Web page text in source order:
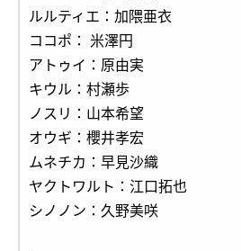
ルルティエ：加隈亜衣
ココポ： 米澤円
アトゥイ：原由実
キウル：村瀬歩
ノスリ：山本希望
オウギ：櫻井孝宏
ムネチカ：早見沙織
ヤクトワルト：江口拓也
シノノン：久野美咲